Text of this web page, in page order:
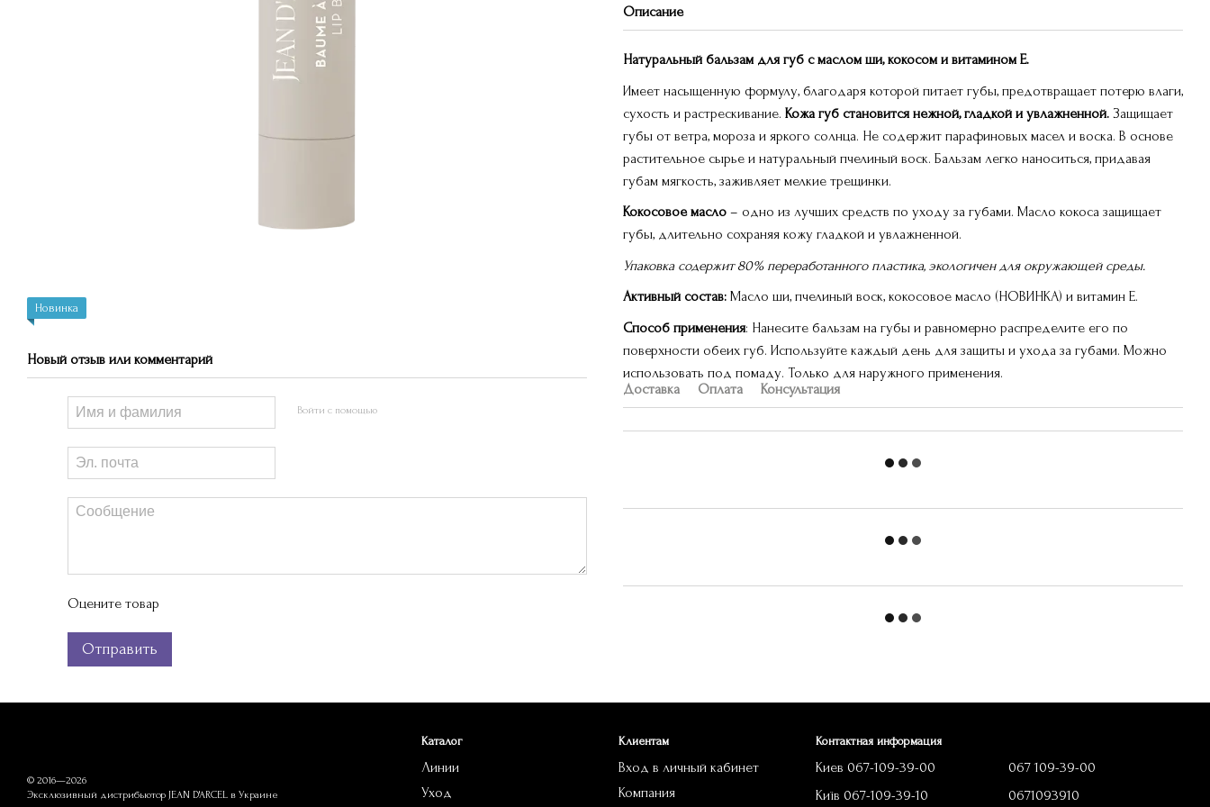
Новинка
Новый отзыв или комментарий
Войти с помощью
Оцените товар
Отправить
Описание
Натуральный бальзам для губ с маслом ши, кокосом и витамином Е.
Имеет насыщенную формулу, благодаря которой питает губы, предотвращает потерю влаги,
сухость и растрескивание. Кожа губ становится нежной, гладкой и увлажненной. Защищает
губы от ветра, мороза и яркого солнца. Не содержит парафиновых масел и воска. В основе
растительное сырье и натуральный пчелиный воск. Бальзам легко наноситься, придавая
губам мягкость, заживляет мелкие трещинки.
Кокосовое масло – одно из лучших средств по уходу за губами. Масло кокоса защищает
губы, длительно сохраняя кожу гладкой и увлажненной.
Упаковка содержит 80% переработанного пластика, экологичен для окружающей среды.
Активный состав: Масло ши, пчелиный воск, кокосовое масло (НОВИНКА) и витамин Е.
Способ применения: Нанесите бальзам на губы и равномерно распределите его по
поверхности обеих губ. Используйте каждый день для защиты и ухода за губами. Можно
использовать под помаду. Только для наружного применения.
Доставка
Оплата Консультация
© 2016—2026
Эксклюзивный дистрибьютор JEAN D'ARCEL в Украине
Каталог
Линии
Уход
Клиентам
Вход в личный кабинет
Компания
Контактная информация
Киев 067-109-39-00
Київ 067-109-39-10
067 109-39-00
0671093910